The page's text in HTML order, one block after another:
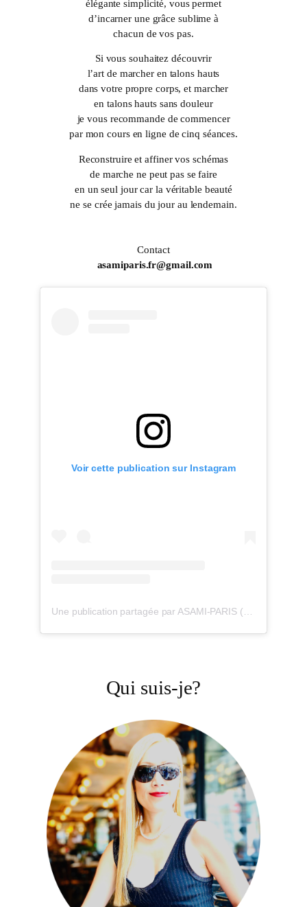
élégante simplicité, vous permet
d’incarner une grâce sublime à
chacun de vos pas.
Si vous souhaitez découvrir
l’art de marcher en talons hauts
dans votre propre corps, et marcher
en talons hauts sans douleur
je vous recommande de commencer
par mon cours en ligne de cinq séances.
Reconstruire et affiner vos schémas
de marche ne peut pas se faire
en un seul jour car la véritable beauté
ne se crée jamais du jour au lendemain.
Contact
asamiparis.fr@gmail.com
Voir cette publication sur Instagram
Qui suis-je?